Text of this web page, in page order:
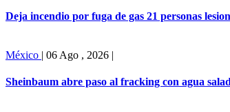
Deja incendio por fuga de gas 21 personas
México | 06 Ago , 2026 |
Sheinbaum abre paso al fracking con agua